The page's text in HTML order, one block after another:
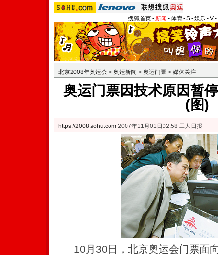
搜狐首页-新闻 -体育-S-娱乐-V-
北京2008年奥运会 > 奥运新闻 > 奥运门票 > 媒体关注
奥运门票因技术原因暂
(图)
https://2008.sohu.com 2007年11月01日02:58 工人日报
10月30日，北京奥运会门票面向